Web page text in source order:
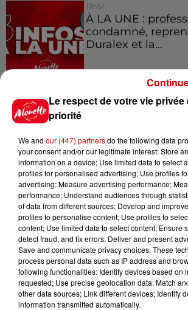
11h51
À LA UNE :
condamné,
Duralex et la...
Un professeur du
10h10
Duralex : trois
potentiels
7h03
Deux-Sèvres : le
droit à son festival
Le respect de votre vie privée
priorité
We and our (447) partnersdo the following data
your consent and/or our legitimate interest: Store
information on a device; Use limited data to select
profiles for personalised advertising; Use profiles
advertising; Measure advertising performance;
performance; Understand audiences through
of data from different sources; Develop and
profiles to personalise content; Use profiles to
content; Use limited data to select content; Ensure
detect fraud, and fix errors; Deliver and present
Save and communicate privacy choices. These
process personal data such as IP address and
following functionalities: Identify devices based on
requested; Use precise geolocation data; Match
other data sources; Link different devices; Identify
information transmitted automatically.